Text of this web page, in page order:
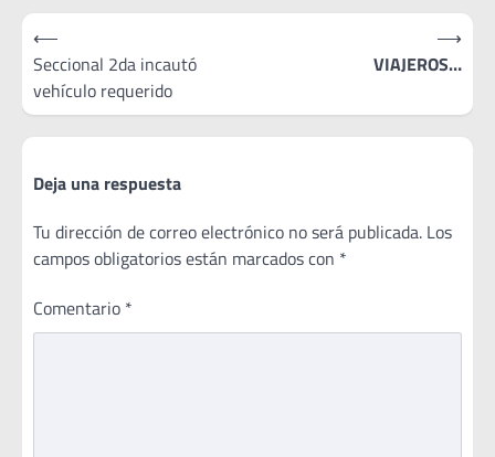
ALLERGATE. Chips, BAILA…
Navegación
de
entradas
⟵
Seccional 2da incautó
vehículo requerido
VIAJEROS…
⟶
Deja una respuesta
Tu dirección de correo electrónico no será publicada. Los
campos obligatorios están marcados con *
Comentario *